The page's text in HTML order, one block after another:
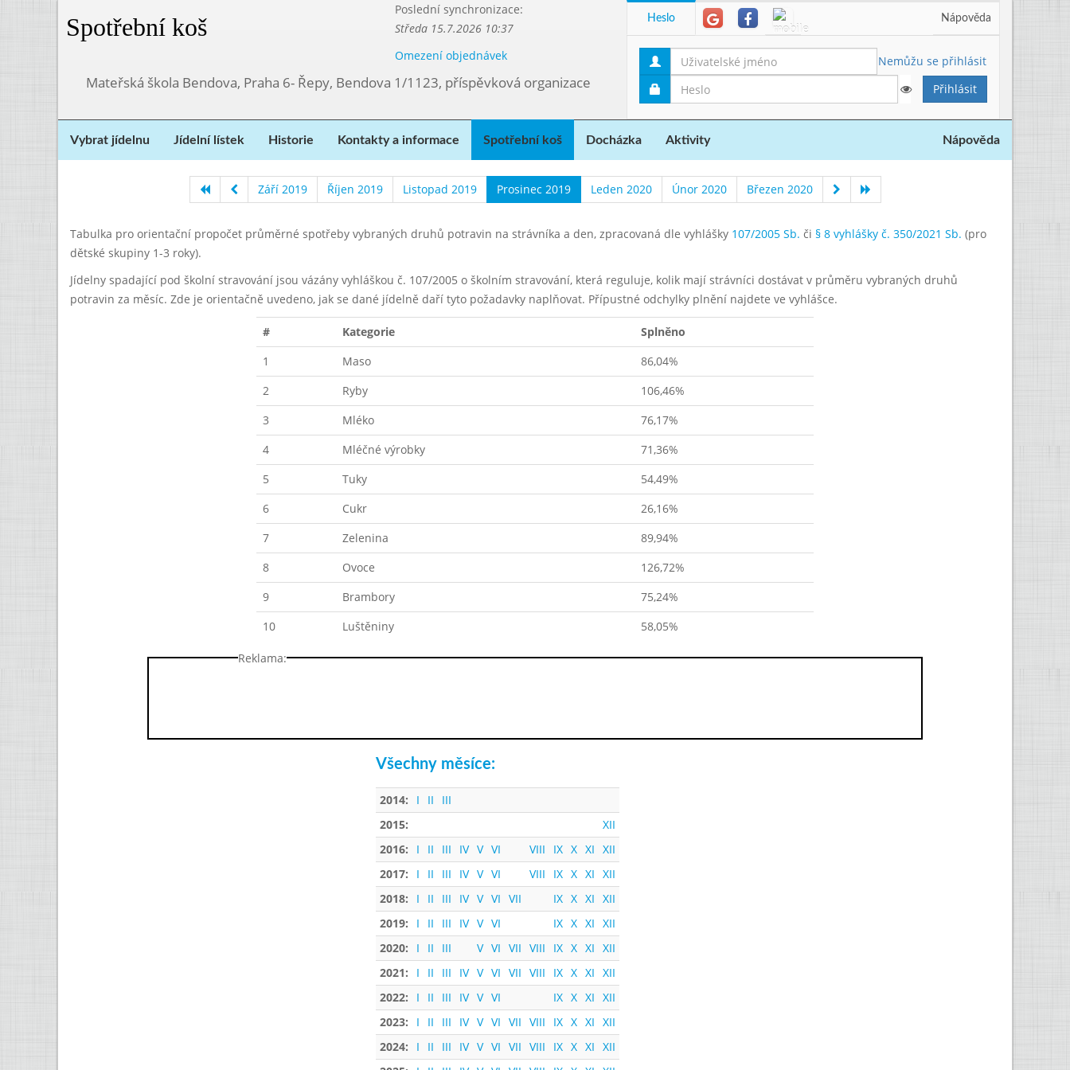
Spotřební koš
Poslední synchronizace:
Středa 15.7.2026 10:37
Omezení objednávek
Mateřská škola Bendova, Praha 6- Řepy, Bendova 1/1123, příspěvková organizace
Heslo Nápověda
Nemůžu se přihlásit
Vybrat jídelnu Jídelní lístek Historie Kontakty a informace Spotřební koš Docházka Aktivity Nápověda
Září 2019 Říjen 2019 Listopad 2019 Prosinec 2019 Leden 2020 Únor 2020 Březen 2020
Tabulka pro orientační propočet průměrné spotřeby vybraných druhů potravin na strávníka a den, zpracovaná dle vyhlášky 107/2005 Sb. či § 8 vyhlášky č. 350/2021 Sb. (pro
dětské skupiny 1-3 roky).
Jídelny spadající pod školní stravování jsou vázány vyhláškou č. 107/2005 o školním stravování, která reguluje, kolik mají strávníci dostávat v průměru vybraných druhů
potravin za měsíc. Zde je orientačně uvedeno, jak se dané jídelně daří tyto požadavky naplňovat. Přípustné odchylky plnění najdete ve vyhlášce.
# Kategorie
Splněno
1
Maso
86,04%
2
Ryby
106,46%
3
Mléko
76,17%
4
Mléčné výrobky
71,36%
5
Tuky
54,49%
6
Cukr
26,16%
7
Zelenina
89,94%
8
Ovoce
126,72%
9
Brambory
75,24%
10
Luštěniny 58,05%
Reklama:
Všechny měsíce:
2014: I II
III
2015:
XII
2016:
I II III IV V VI VIII IX X XI XII
2017:
I II III IV V VI VIII IX X XI XII
2018:
I II III IV V VI VII IX X XI XII
2019:
I II III IV V VI IX X XI XII
2020:
I II III V VI VII VIII IX X XI XII
2021:
I II III IV V VI VII VIII IX X XI XII
2022:
I II III IV V VI IX X XI XII
2023:
I II III IV V VI VII VIII IX X XI XII
2024:
I II III IV V VI VII VIII IX X XI XII